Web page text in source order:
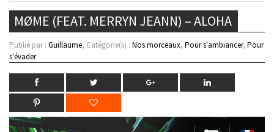
MØME (FEAT. MERRYN JEANN) – ALOHA
Publié par : Guillaume, Catégorie(s) : Nos morceaux, Pour s'ambiancer, Pour
s'évader